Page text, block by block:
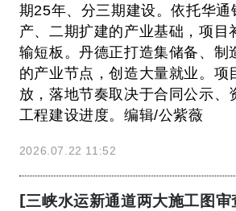
期25年、分三期建设。依托华通
产、二期扩建的产业基础，项目
输短板。丹德正打造集储备、制
的产业节点，创造大量就业。项
放，落地节奏取决于合同公示、
工程建设进度。编辑/公紫薇
2026.07.22 11:52
[三峡水运新通道两大施工图审